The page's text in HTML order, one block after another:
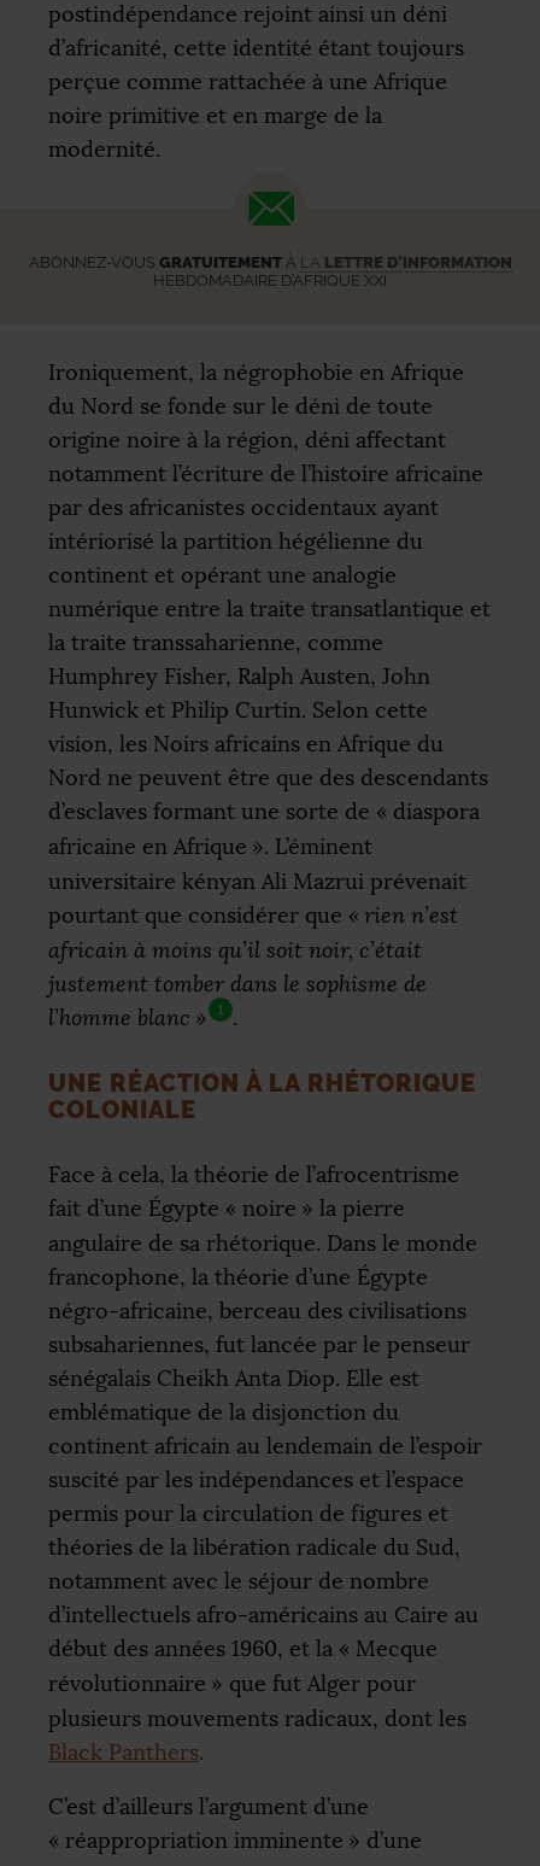
postindépendance rejoint ainsi un déni
d’africanité, cette identité étant toujours
perçue comme rattachée à une Afrique
noire primitive et en marge de la
modernité.
ABONNEZ-VOUS GRATUITEMENTÀ LA LETTRE D’INFORMATION
HEBDOMADAIRE D’AFRIQUE XXI
Ironiquement, la négrophobie en Afrique
du Nord se fonde sur le déni de toute
origine noire à la région, déni affectant
notamment l’écriture de l’histoire africaine
par des africanistes occidentaux ayant
intériorisé la partition hégélienne du
continent et opérant une analogie
numérique entre la traite transatlantique et
la traite transsaharienne, comme
Humphrey Fisher, Ralph Austen, John
Hunwick et Philip Curtin. Selon cette
vision, les Noirs africains en Afrique du
Nord ne peuvent être que des descendants
d’esclaves formant une sorte de « diaspora
africaine en Afrique ». L’éminent
universitaire kényan Ali Mazrui prévenait
pourtant que considérer que « rien n’est
africain à moins qu’il soit noir, c’était
justement tomber dans le sophisme de
l’homme blanc » 1 .
UNE RÉACTION À LA RHÉTORIQUE
COLONIALE
Face à cela, la théorie de l’afrocentrisme
fait d’une Égypte « noire » la pierre
angulaire de sa rhétorique. Dans le monde
francophone, la théorie d’une Égypte
négro-africaine, berceau des civilisations
subsahariennes, fut lancée par le penseur
sénégalais Cheikh Anta Diop. Elle est
emblématique de la disjonction du
continent africain au lendemain de l’espoir
suscité par les indépendances et l’espace
permis pour la circulation de figures et
théories de la libération radicale du Sud,
notamment avec le séjour de nombre
d’intellectuels afro-américains au Caire au
début des années 1960, et la « Mecque
révolutionnaire » que fut Alger pour
plusieurs mouvements radicaux, dont les
Black Panthers.
C’est d’ailleurs l’argument d’une
« réappropriation imminente » d’une